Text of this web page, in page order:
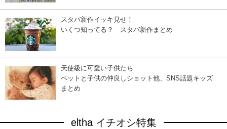
スタバ新作イッキ見せ！
いくつ知ってる？ スタバ新作まとめ
天使級に可愛い子供たち
ペットと子供の仲良しショット他、SNS話題キッズ
まとめ
eltha イチオシ特集